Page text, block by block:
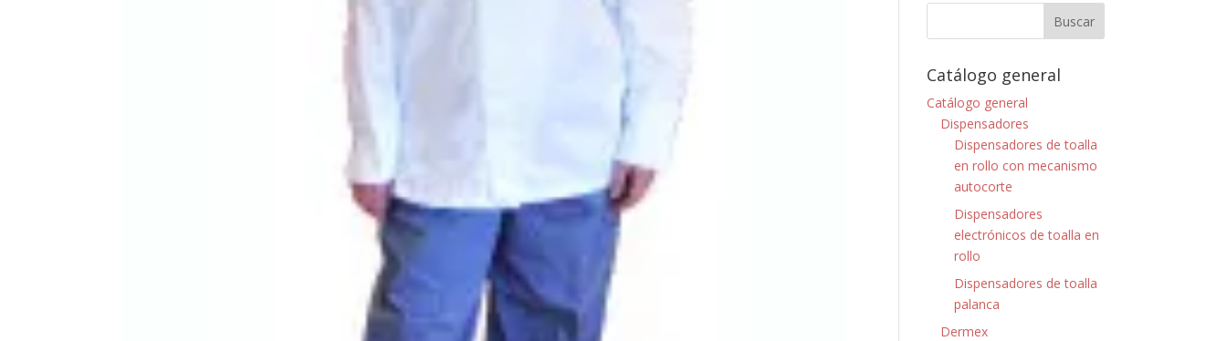
Catálogo general
Catálogo general
Dispensadores
Dispensadores de toalla
en rollo con mecanismo
autocorte
Dispensadores
electrónicos de toalla en
rollo
Dispensadores de toalla
palanca
Dermex